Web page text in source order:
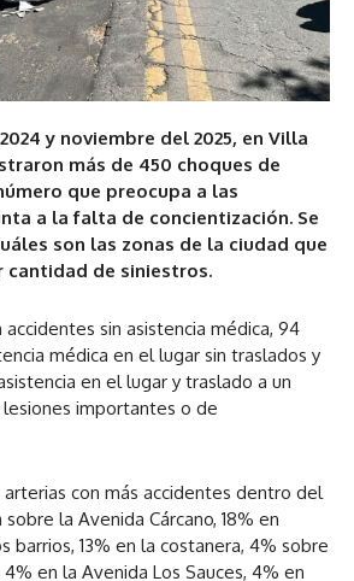
y noviembre del 2025, en Villa
más de 450 choques de
que preocupa a las
a la falta de concientización. Se
son las zonas de la ciudad que
cantidad de siniestros.
sin asistencia médica, 94
médica en el lugar sin traslados y
en el lugar y traslado a un
importantes o de
arterias con más accidentes dentro del
la Avenida Cárcano, 18% en
barrios, 13% en la costanera, 4% sobre
en la Avenida Los Sauces, 4% en